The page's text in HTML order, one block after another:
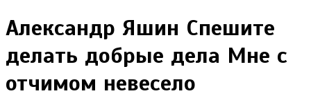
Александр Яшин Спешите
делать добрые дела Мне с
отчимом невесело